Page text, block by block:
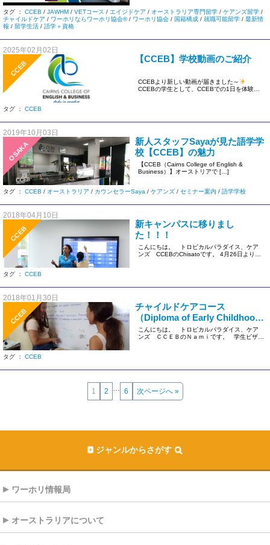
タグ ： CCEB / JAWHM / VETコース / エイジドケア / オーストラリア専門留学 / ケアンズ留学 /
チャイルドケア / ワーホリならワーホリ協会®/ ワーホリ協会 / 国籍構成 / 就職可能留学 / 最新情
報 / 留学生活 / 語学＋資格
2025年02月02日
CCEB
【CCEB】学校動画のご紹介
CCEBより新しい動画が届きました～
CCEBの学生として、CCEBでの1日を体験し
タグ ： CCEB
2019年10月03日
OSAKA
新人スタッフSayaが見た語学学
校【CCEB】の魅力
【CCEB（Cairns College of English &
Business）】オーストリアで […]
タグ ： CCEB / オーストラリア / カウンセラーSaya / ケアンズ / セミナー案内 / 語学学校
2018年04月10日
CCEB
新キャンパスに移りまし
た！！！
こんにちは。 トロピカルパラダイス、ケア
ンズ CCEBのChisatoです。 4月26日より学
タグ ： CCEB
2018年01月30日
CCEB
チャイルドケアコース
（Diploma of Early Childhood
Educaiton &Care)
こんにちは。 トロピカルパラダイス、ケア
ンズ ＣＣＥＢのＮａｍｉです。 学生ビザで
タグ ： CCEB
1 2 6 次ページへ »
ジャンルからさがす
ワーホリ情報局
オーストラリアについて